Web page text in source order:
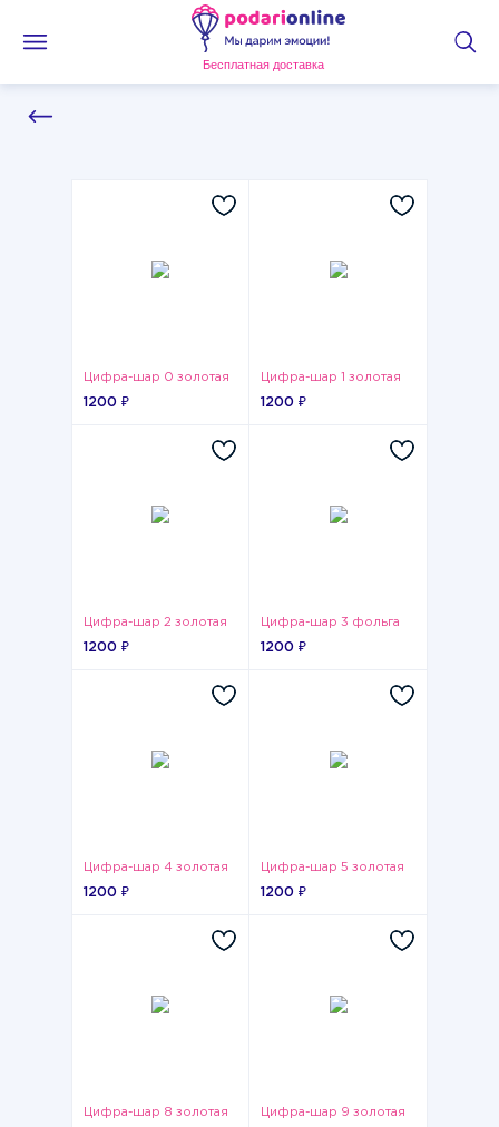
Бесплатная доставка
Цифра-шар 0 золотая
1200 ₽
Цифра-шар 1 золотая
1200 ₽
Цифра-шар 2 золотая
1200 ₽
Цифра-шар 3 фольга
1200 ₽
Цифра-шар 4 золотая
1200 ₽
Цифра-шар 5 золотая
1200 ₽
Цифра-шар 8 золотая Цифра-шар 9 золотая